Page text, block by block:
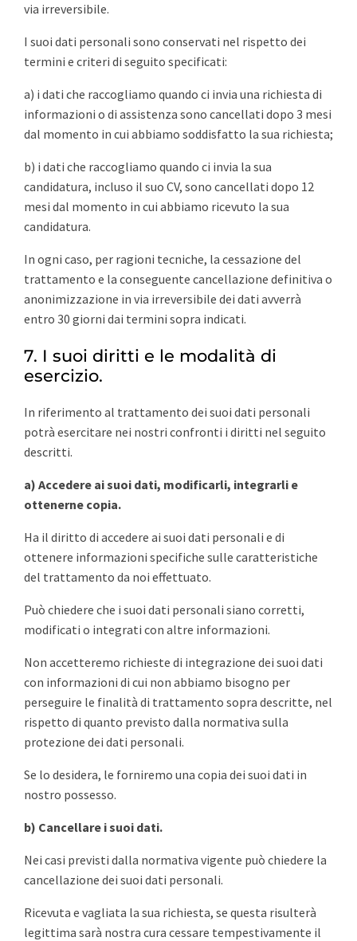
via irreversibile.
I suoi dati personali sono conservati nel rispetto dei
termini e criteri di seguito specificati:
a) i dati che raccogliamo quando ci invia una richiesta di
informazioni o di assistenza sono cancellati dopo 3 mesi
dal momento in cui abbiamo soddisfatto la sua richiesta;
b) i dati che raccogliamo quando ci invia la sua
candidatura, incluso il suo CV, sono cancellati dopo 12
mesi dal momento in cui abbiamo ricevuto la sua
candidatura.
In ogni caso, per ragioni tecniche, la cessazione del
trattamento e la conseguente cancellazione definitiva o
anonimizzazione in via irreversibile dei dati avverrà
entro 30 giorni dai termini sopra indicati.
7. I suoi diritti e le modalità di
esercizio.
In riferimento al trattamento dei suoi dati personali
potrà esercitare nei nostri confronti i diritti nel seguito
descritti.
a) Accedere ai suoi dati, modificarli, integrarli e
ottenerne copia.
Ha il diritto di accedere ai suoi dati personali e di
ottenere informazioni specifiche sulle caratteristiche
del trattamento da noi effettuato.
Può chiedere che i suoi dati personali siano corretti,
modificati o integrati con altre informazioni.
Non accetteremo richieste di integrazione dei suoi dati
con informazioni di cui non abbiamo bisogno per
perseguire le finalità di trattamento sopra descritte, nel
rispetto di quanto previsto dalla normativa sulla
protezione dei dati personali.
Se lo desidera, le forniremo una copia dei suoi dati in
nostro possesso.
b) Cancellare i suoi dati.
Nei casi previsti dalla normativa vigente può chiedere la
cancellazione dei suoi dati personali.
Ricevuta e vagliata la sua richiesta, se questa risulterà
legittima sarà nostra cura cessare tempestivamente il